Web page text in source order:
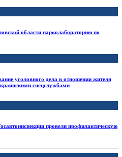
области нарколабораторию по
уголовного дела в отношении жителя
спецслужбами
провели профилактическую